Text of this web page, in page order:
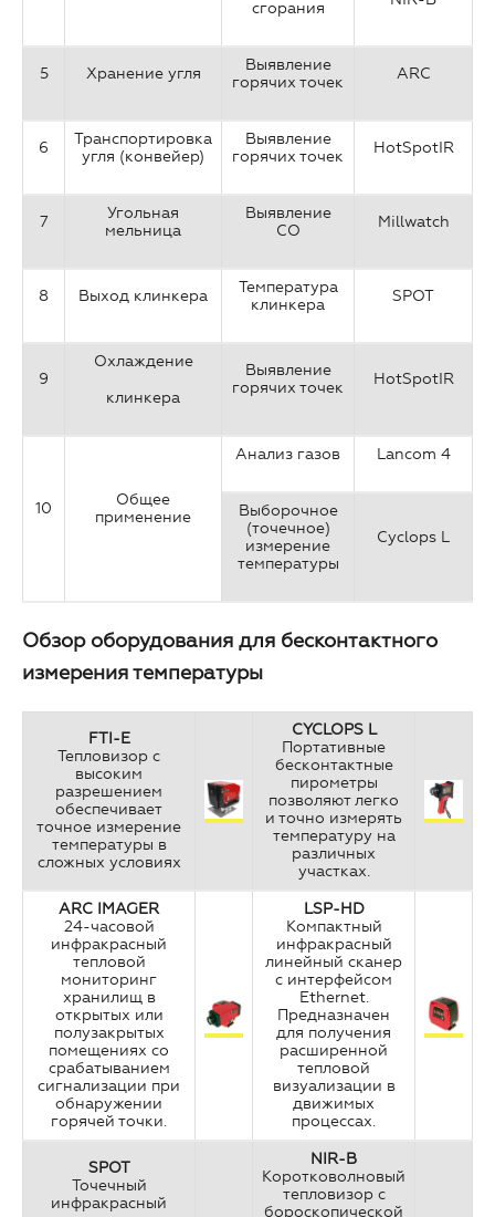
сгорания
5 Хранение угля
Выявление
горячих точек
ARC
6
Транспортировка
угля (конвейер)
Выявление
горячих точек
HotSpotIR
7
Угольная
мельница
Выявление
СО
Millwatch
8 Выход клинкера
Температура
клинкера
SPOT
9
Охлаждение
клинкера
Выявление
горячих точек
HotSpotIR
10
Общее
применение
Анализ газов Lancom 4
Выборочное
(точечное)
измерение
температуры
Cyclops L
Обзор оборудования для бесконтактного
измерения температуры
FTI-E
Тепловизор с
высоким
разрешением
обеспечивает
точное измерение
температуры в
сложных условиях
CYCLOPS L
Портативные
бесконтактные
пирометры
позволяют легко
и точно измерять
температуру на
различных
участках.
ARC IMAGER
24-часовой
инфракрасный
тепловой
мониторинг
хранилищ в
открытых или
полузакрытых
помещениях со
срабатыванием
сигнализации при
обнаружении
горячей точки.
LSP-HD
Компактный
инфракрасный
линейный сканер
с интерфейсом
Ethernet.
Предназначен
для получения
расширенной
тепловой
визуализации в
движимых
процессах.
SPOT
Точечный
инфракрасный
NIR-B
Коротковолновый
тепловизор с
бороскопической